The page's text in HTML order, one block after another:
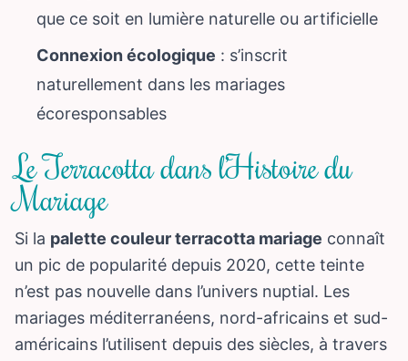
que ce soit en lumière naturelle ou artificielle
Connexion écologique : s’inscrit
naturellement dans les mariages
écoresponsables
Le Terracotta dans l’Histoire du
Mariage
Si la palette couleur terracotta mariage connaît
un pic de popularité depuis 2020, cette teinte
n’est pas nouvelle dans l’univers nuptial. Les
mariages méditerranéens, nord-africains et sud-
américains l’utilisent depuis des siècles, à travers